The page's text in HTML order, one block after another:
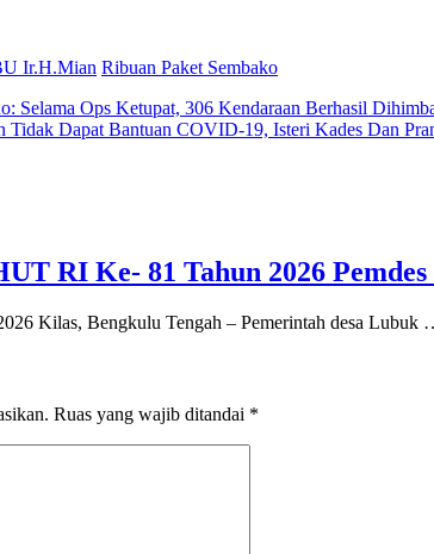
Ir.H.Mian Ribuan Paket Sembako
Selama Ops Ketupat, 306 Kendaraan Berhasil
Tidak Dapat Bantuan COVID-19, Isteri Kades Dan
RI Ke- 81 Tahun 2026
Kilas, Bengkulu Tengah – Pemerintah desa Lubuk
Ruas yang wajib ditandai *